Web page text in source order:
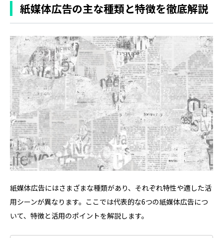
紙媒体広告の主な種類と特徴を徹底解説
紙媒体広告にはさまざまな種類があり、それぞれ特性や適した活
用シーンが異なります。ここでは代表的な6つの紙媒体広告につ
いて、特徴と活用のポイントを解説します。